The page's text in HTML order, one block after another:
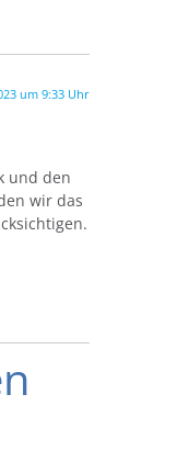
um 9:33 Uhr
und den
wir das